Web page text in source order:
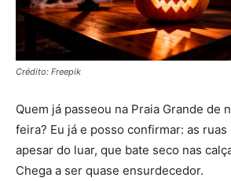
Crédito: Freepik
Quem já passeou na Praia Grande de
feira? Eu já e posso confirmar: as ruas
apesar do luar, que bate seco nas
Chega a ser quase ensurdecedor.